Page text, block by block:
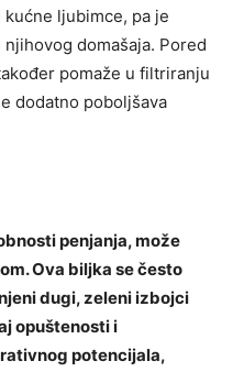
ljubimce, pa je
domašaja. Pored
pomaže u filtriranju
dodatno poboljšava
penjanja, može
Ova biljka se često
dugi, zeleni izbojci
opuštenosti i
potencijala,